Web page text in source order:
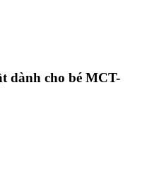
dành cho bé MCT-